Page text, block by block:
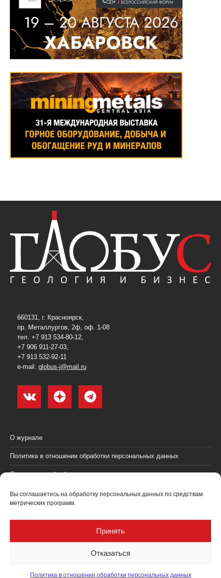
Вы соглашаетесь на обработку персональных данных по средствам
метрических программ.
Принять
Отказаться
Политика в отношении обработки персональных данных
660131, г. Красноярск,
пр. Металлургов, 2ф, оф. 1-08
тел. +7 913 534-80-12,
+7 906 911-27-03,
+7 913 532-92-11
e-mail: globus-j@mail.ru
О журнале
Политика в отношении обработки персональных данных
Согласие на обработку персональных данных
Пользовательское соглашение (оферта)